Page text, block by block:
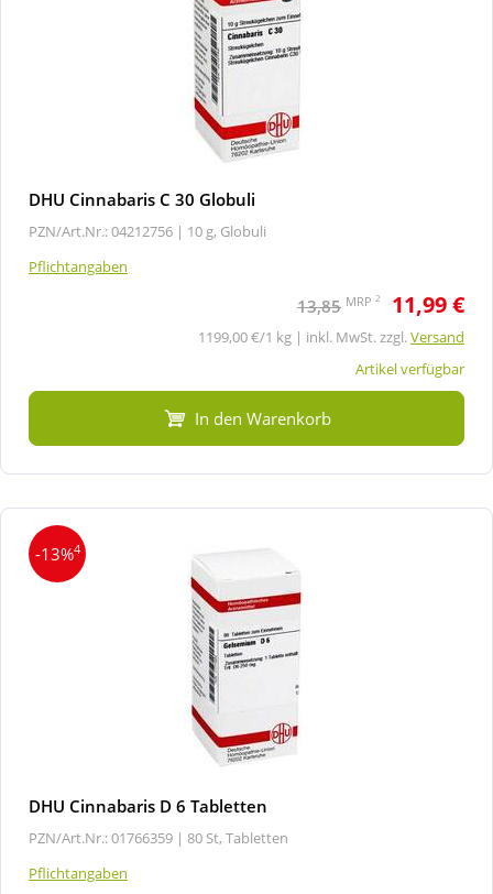
DHU Cinnabaris C 30 Globuli
PZN/Art.Nr.: 04212756 | 10 g, Globuli
Pflichtangaben
13,85 MRP 2 11,99 €
1199,00 €/1 kg | inkl. MwSt. zzgl.Versand
Artikel verfügbar
In den Warenkorb
-13%4
DHU Cinnabaris D 6 Tabletten
PZN/Art.Nr.: 01766359 | 80 St, Tabletten
Pflichtangaben